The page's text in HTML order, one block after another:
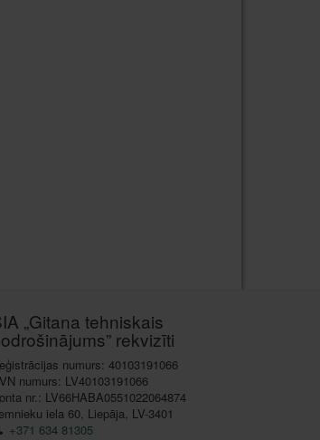
„Gitana tehniskais
rekvizīti
numurs: 40103191066
numurs: LV40103191066
nr.: LV66HABA0551022064874
iela 60, Liepāja, LV-3401
+371 634 81305